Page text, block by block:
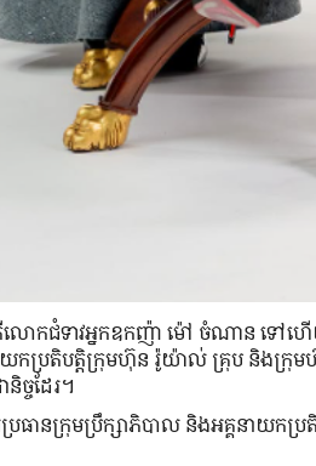
លោក​ជំទាវ​អ្នក​ឧកញ៉ា ម៉ៅ ចំណាន ទៅ​ហើយ
ាយក​ប្រតិបត្តិ​ក្រុមហ៊ុន រ៉ូយ៉ាល់ គ្រុប និង​
ច្ច​ដែរ។
ធាន​ក្រុមប្រឹក្សាភិបាល និង​អគ្គនាយក​ប្